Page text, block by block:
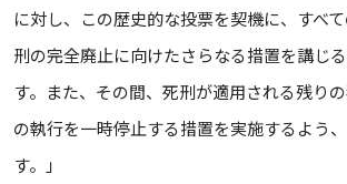
に対し、この歴史的な投票を契機に、すべ
刑の完全廃止に向けたさらなる措置を講じ
す。また、その間、死刑が適用される残り
の執行を一時停止する措置を実施するよう
す。」